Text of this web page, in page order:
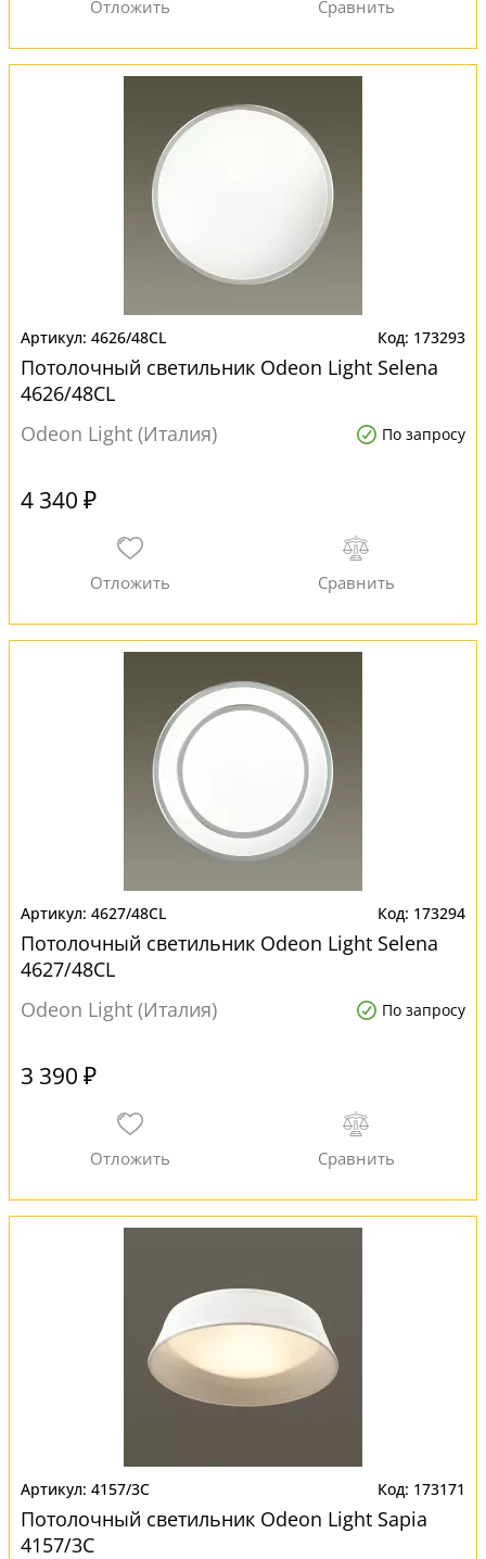
4626/48CL 173293
Потолочный светильник Odeon Light Selena
4626/48CL
Odeon Light (Италия)
По запросу
4 340 ₽
4627/48CL 173294
Потолочный светильник Odeon Light Selena
4627/48CL
Odeon Light (Италия)
По запросу
3 390 ₽
4157/3C 173171
Потолочный светильник Odeon Light Sapia
4157/3C